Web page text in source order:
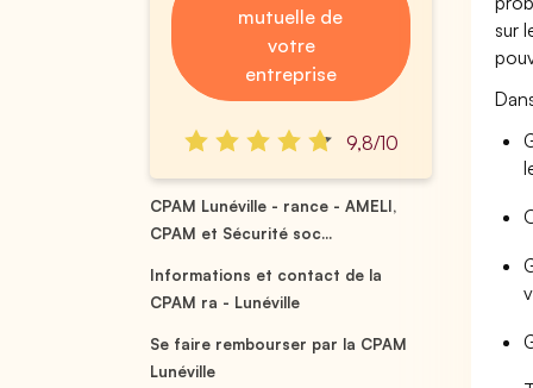
mutuelle de
votre
entreprise
9,8/10
CPAM Lunéville - rance - AMELI,
CPAM et Sécurité soc...
Informations et contact de la
CPAM ra - Lunéville
Se faire rembourser par la CPAM
Lunéville
sur